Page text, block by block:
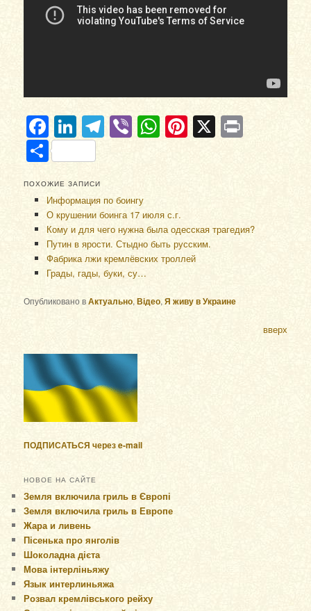
Facebook
LinkedIn
Telegram
ViberWhatsApp
Pinterest
X
Отправить
ПОХОЖИЕ ЗАПИСИ
Информация по боингу
О крушении боинга 17 июля с.г.
Кому и для чего нужна была одесская трагедия?
Путин в ярости. Стыдно быть русским.
Фабрика лжи кремлёвских троллей
Грады, гады, буки, су…
Опубликовано вАктуально,Відео,Я живу в Украине
вверх
ПОДПИСАТЬСЯ через e-mail
НОВОЕ НА САЙТЕ
Земля включила гриль в Європі
Земля включила гриль в Европе
Жара и ливень
Пісенька про янголів
Шоколадна дієта
Мова інтерліньяжу
Язык интерлиньяжа
Розвал кремлівського рейху